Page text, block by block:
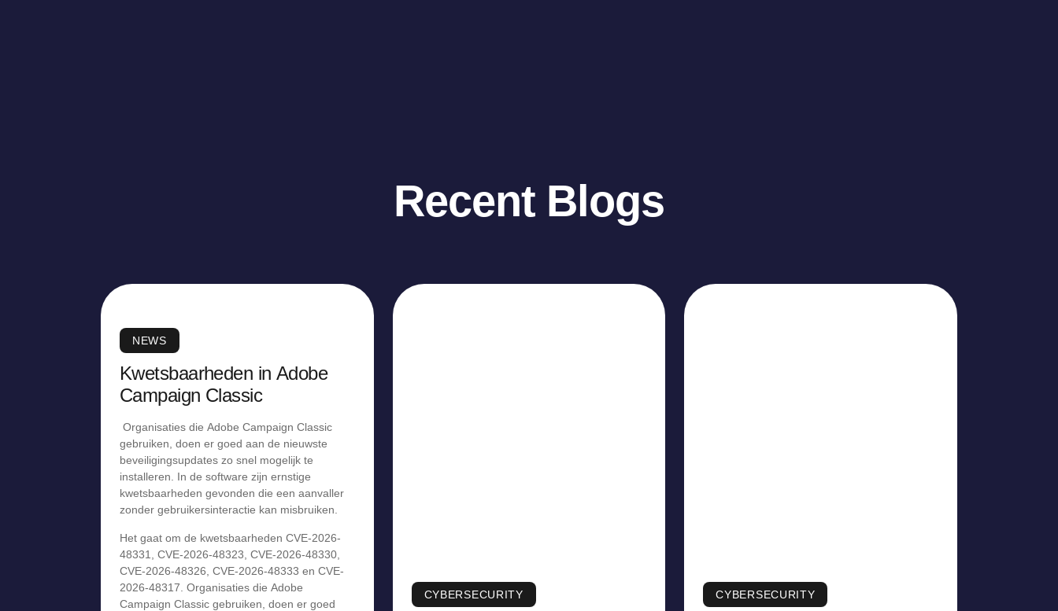
Recent Blogs
NEWS
Kwetsbaarheden in Adobe
Campaign Classic
Organisaties die Adobe Campaign Classic
gebruiken, doen er goed aan de nieuwste
beveiligingsupdates zo snel mogelijk te
installeren. In de software zijn ernstige
kwetsbaarheden gevonden die een aanvaller
zonder gebruikersinteractie kan misbruiken.
Het gaat om de kwetsbaarheden CVE-2026-
48331, CVE-2026-48323, CVE-2026-48330,
CVE-2026-48326, CVE-2026-48333 en CVE-
2026-48317. Organisaties die Adobe
Campaign Classic gebruiken, doen er goed
CYBERSECURITY CYBERSECURITY